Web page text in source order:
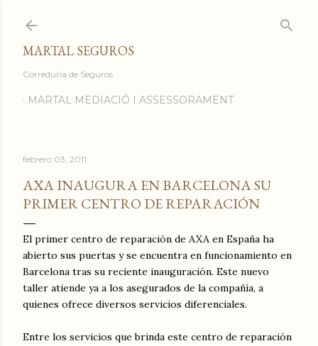
MARTAL SEGUROS
Correduría de Seguros
MARTAL MEDIACIÓ I ASSESSORAMENT
febrero 03, 2011
AXA INAUGURA EN BARCELONA SU
PRIMER CENTRO DE REPARACIÓN
El primer centro de reparación de AXA en España ha
abierto sus puertas y se encuentra en funcionamiento en
Barcelona tras su reciente inauguración. Este nuevo
taller atiende ya a los asegurados de la compañía, a
quienes ofrece diversos servicios diferenciales.
Entre los servicios que brinda este centro de reparación